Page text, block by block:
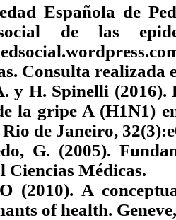
Española de
de las
Consulta realizada
y H. Spinelli
la gripe A (H1N1)
de Janeiro,
G. (2005).
Médicas.
(2010). A
of health.